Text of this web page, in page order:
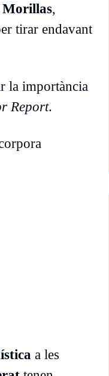
Morillas,
tirar endavant
la importància
Report.
a les